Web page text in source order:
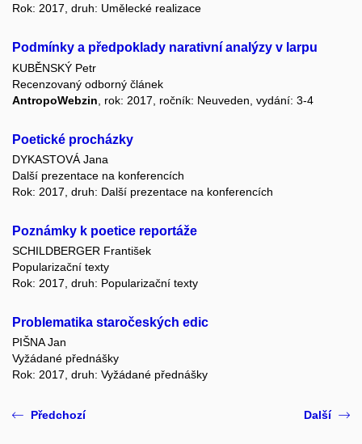
Rok: 2017, druh: Umělecké realizace
Podmínky a předpoklady narativní analýzy v larpu
KUBĚNSKÝ Petr
Recenzovaný odborný článek
AntropoWebzin , rok: 2017, ročník: Neuveden, vydání: 3-4
Poetické procházky
DYKASTOVÁ Jana
Další prezentace na konferencích
Rok: 2017, druh: Další prezentace na konferencích
Poznámky k poetice reportáže
SCHILDBERGER František
Popularizační texty
Rok: 2017, druh: Popularizační texty
Problematika staročeských edic
PIŠNA Jan
Vyžádané přednášky
Rok: 2017, druh: Vyžádané přednášky
Předchozí Další